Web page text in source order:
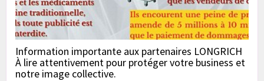
Information importante aux partenaires LONGRICH
À lire attentivement pour protéger votre business et
notre image collective.